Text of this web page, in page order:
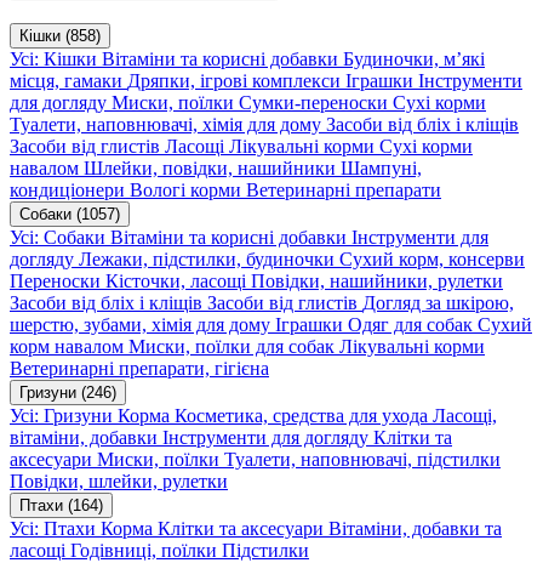
Кішки (858)
Усі: Кішки Вітаміни та корисні добавки Будиночки, м’які
місця, гамаки Дряпки, ігрові комплекси Іграшки Інструменти
для догляду Миски, поїлки Сумки-переноски Сухі корми
Туалети, наповнювачі, хімія для дому Засоби від бліх і кліщів
Засоби від глистів Ласощі Лікувальні корми Сухі корми
навалом Шлейки, повідки, нашийники Шампуні,
кондиціонери Вологі корми Ветеринарні препарати
Собаки (1057)
Усі: Собаки Вітаміни та корисні добавки Інструменти для
догляду Лежаки, підстилки, будиночки Сухий корм, консерви
Переноски Кісточки, ласощі Повідки, нашийники, рулетки
Засоби від бліх і кліщів Засоби від глистів Догляд за шкірою,
шерстю, зубами, хімія для дому Іграшки Одяг для собак Сухий
корм навалом Миски, поїлки для собак Лікувальні корми
Ветеринарні препарати, гігієна
Гризуни (246)
Усі: Гризуни Корма Косметика, средства для ухода Ласощі,
вітаміни, добавки Інструменти для догляду Клітки та
аксесуари Миски, поїлки Туалети, наповнювачі, підстилки
Повідки, шлейки, рулетки
Птахи (164)
Усі: Птахи Корма Клітки та аксесуари Вітаміни, добавки та
ласощі Годівниці, поїлки Підстилки